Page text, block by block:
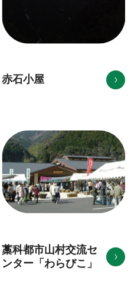
赤石小屋
藁科都市山村交流セ
ンター「わらびこ」